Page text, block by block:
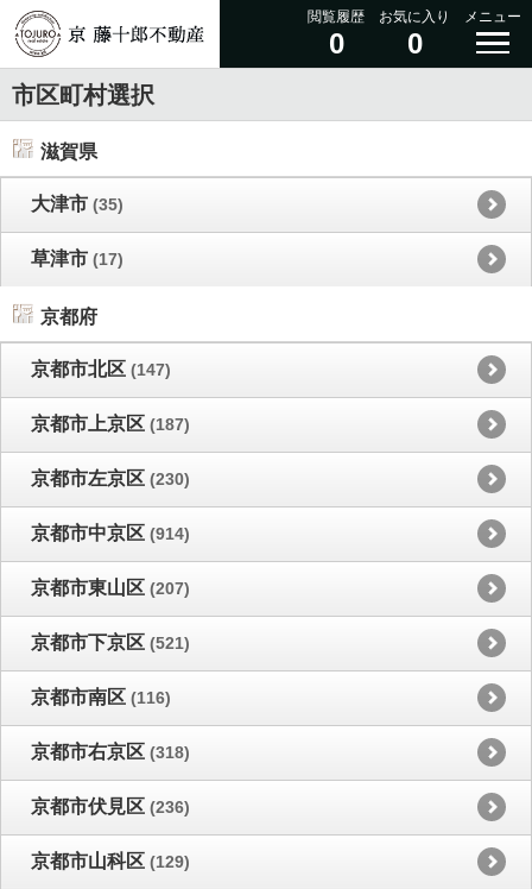
閲覧履歴
0
お気に入り
0
メニュー
市区町村選択
滋賀県
大津市 (35)
草津市 (17)
京都府
京都市北区 (147)
京都市上京区 (187)
京都市左京区 (230)
京都市中京区 (914)
京都市東山区 (207)
京都市下京区 (521)
京都市南区 (116)
京都市右京区 (318)
京都市伏見区 (236)
京都市山科区 (129)